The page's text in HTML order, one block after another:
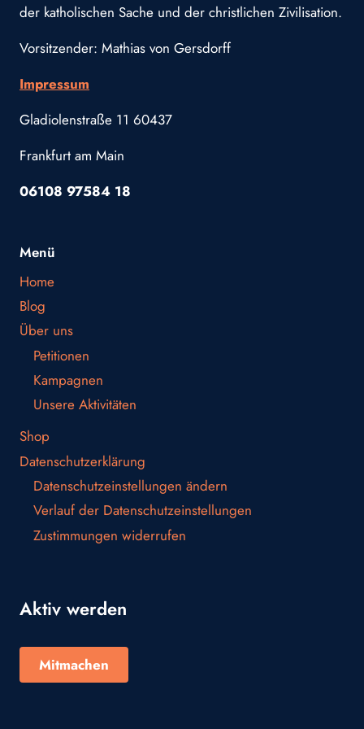
der katholischen Sache und der christlichen Zivilisation.
Vorsitzender: Mathias von Gersdorff
Impressum
Gladiolenstraße 11 60437
Frankfurt am Main
06108 97584 18
Menü
Home
Blog
Über uns
Petitionen
Kampagnen
Unsere Aktivitäten
Shop
Datenschutzerklärung
Datenschutzeinstellungen ändern
Verlauf der Datenschutzeinstellungen
Zustimmungen widerrufen
Aktiv werden
Mitmachen